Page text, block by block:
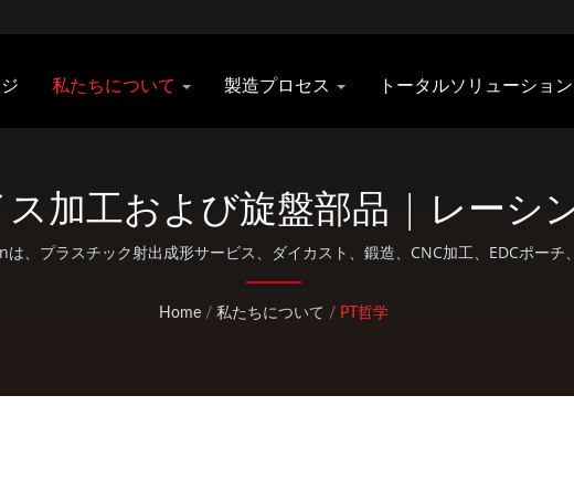
私たちについて 製造プロセス トータルソリューション
加工および旋盤部品 | レーシ
カー | Pan Taiwan
、プラスチック射出成形サービス、ダイカスト、鍛造、CNC加工、EDCポーチ
どのOEM / ODMサービスを提供しています。
Home / 私たちについて / PT哲学